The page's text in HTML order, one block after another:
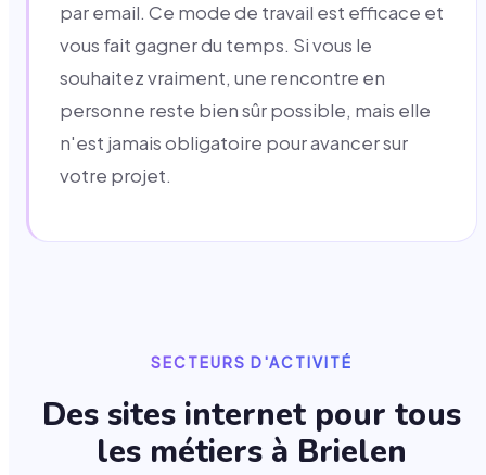
par email. Ce mode de travail est efficace et
vous fait gagner du temps. Si vous le
souhaitez vraiment, une rencontre en
personne reste bien sûr possible, mais elle
n'est jamais obligatoire pour avancer sur
votre projet.
SECTEURS D'ACTIVITÉ
Des sites internet pour tous
les métiers à Brielen